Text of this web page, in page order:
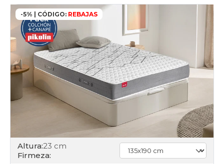
-5% | CÓDIGO: REBAJAS
Altura:23 cm
Firmeza: